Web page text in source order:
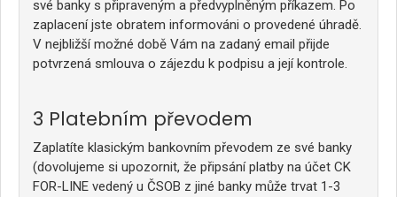
své banky s připraveným a předvyplněným příkazem. Po
zaplacení jste obratem informováni o provedené úhradě.
V nejbližší možné době Vám na zadaný email přijde
potvrzená smlouva o zájezdu k podpisu a její kontrole.
Platebním převodem
Zaplatíte klasickým bankovním převodem ze své banky
(dovolujeme si upozornit, že připsání platby na účet CK
FOR-LINE vedený u ČSOB z jiné banky může trvat 1-3